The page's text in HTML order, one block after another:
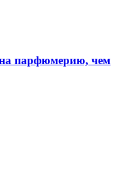
парфюмерию, чем